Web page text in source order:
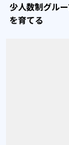
少人数制グル
を育てる